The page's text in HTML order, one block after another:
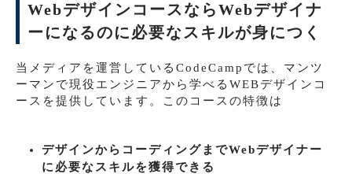
WebデザインコースならWebデザイナ
ーになるのに必要なスキルが身につく
当メディアを運営しているCodeCampでは、マンツ
ーマンで現役エンジニアから学べるWEBデザインコ
ースを提供しています。このコースの特徴は
デザインからコーディングまでWebデザイナー
に必要なスキルを獲得できる